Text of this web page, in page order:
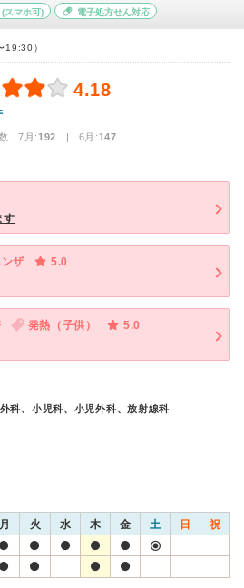
スマホ可) 電子処方せん対応
19:30）
4.18
7月:192 | 6月:147
す
ザ
5.0
発熱（子供）
5.0
科、小児科、小児外科、放射線科
月 火 水 木 金 土 日 祝